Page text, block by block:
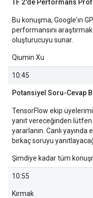
TF 2'de Performans
Bu konuşma, Google'ın
performansını
oluşturucuyu sunar.
Qiumin Xu
10:45
Potansiyel Soru-Cevap
TensorFlow ekip
yanıt vereceğinden lütfen
yararlanın. Canlı yayında
birkaç soruyu
Şimdiye kadar tüm
10:55
Kırmak